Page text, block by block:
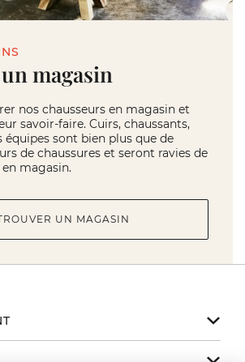
magasin
nos chausseurs en magasin et
savoir-faire. Cuirs, chaussants,
équipes sont bien plus que de
de chaussures et seront ravies de
magasin.
UN MAGASIN